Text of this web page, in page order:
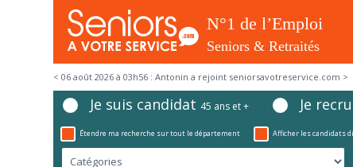
< 06 août 2026 à 03h56 : Antonin a rejoint seniorsavotreservice.com >
Je suis candidat 45 ans et + Je
Étendre ma recherche sur tout le département Afficher les candidats